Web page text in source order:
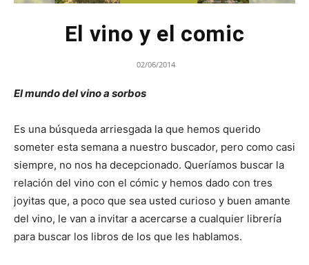
El vino y el comic
02/06/2014
El mundo del vino a sorbos
Es una búsqueda arriesgada la que hemos querido
someter esta semana a nuestro buscador, pero como casi
siempre, no nos ha decepcionado. Queríamos buscar la
relación del vino con el cómic y hemos dado con tres
joyitas que, a poco que sea usted curioso y buen amante
del vino, le van a invitar a acercarse a cualquier librería
para buscar los libros de los que les hablamos.